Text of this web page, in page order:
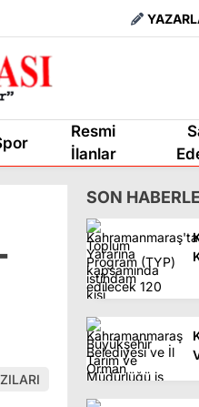
Resmi
İlanlar
SON